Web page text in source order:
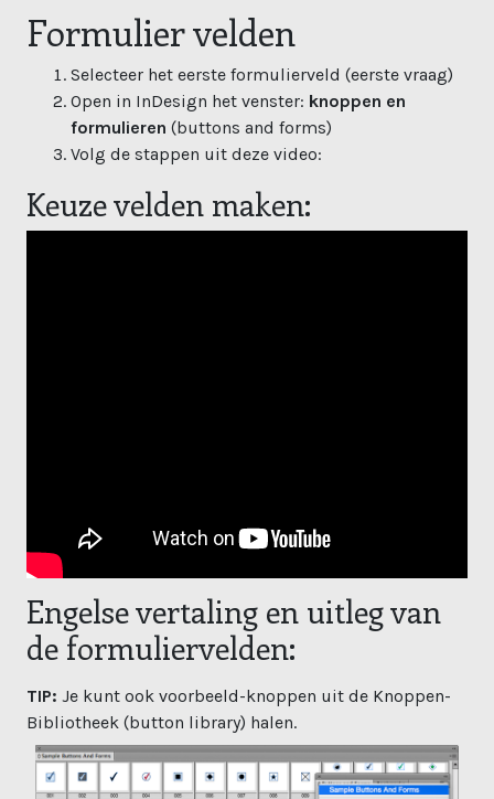
Formulier velden
Selecteer het eerste formulierveld (eerste vraag)
Open in InDesign het venster: knoppen en
formulieren (buttons and forms)
Volg de stappen uit deze video:
Keuze velden maken:
Engelse vertaling en uitleg van
de formuliervelden:
TIP: Je kunt ook voorbeeld-knoppen uit de Knoppen-
Bibliotheek (button library) halen.